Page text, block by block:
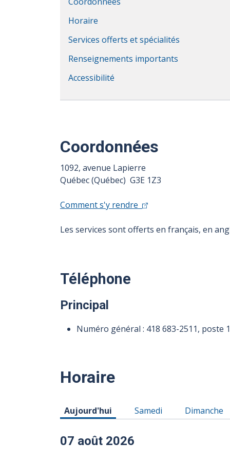
Horaire
Services offerts et spécialités
Renseignements importants
Accessibilité
Coordonnées
1092, avenue Lapierre
Québec (Québec) G3E 1Z3
Comment s'y rendre
Les services sont offerts en français, en
Téléphone
Principal
Numéro général : 418 683-2511, poste
Horaire
Horaire du Vendredi 07 août 2026
Aujourd'hui Horaire du Samedi 08
Samedi Horaire du
Dimanche
07 août 2026